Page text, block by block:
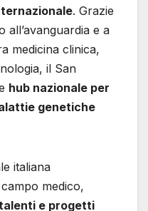
. Grazie
all’avanguardia e a
medicina clinica,
il San
hub nazionale per
genetiche
italiana
medico,
e progetti